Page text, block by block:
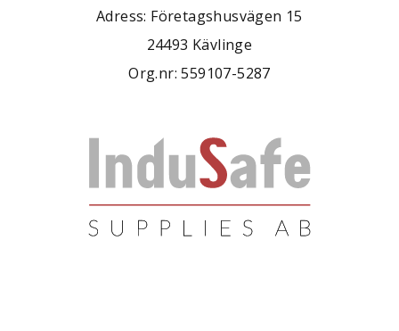
Adress: Företagshusvägen 15
24493 Kävlinge
Org.nr: 559107-5287